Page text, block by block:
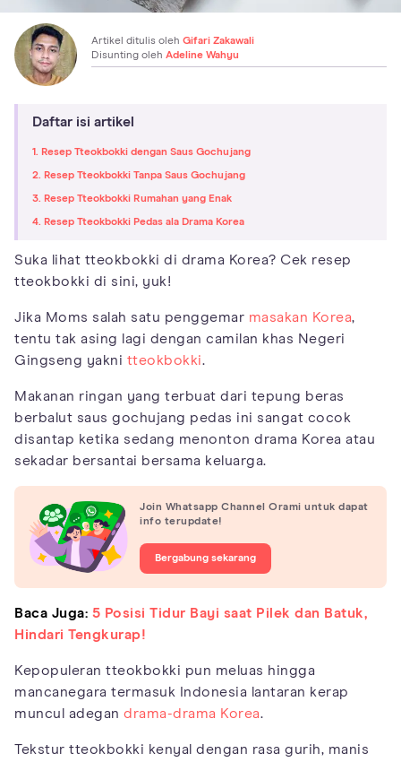
Artikel ditulis oleh Gifari Zakawali
Disunting oleh Adeline Wahyu
Daftar isi artikel
1. Resep Tteokbokki dengan Saus Gochujang
2. Resep Tteokbokki Tanpa Saus Gochujang
3. Resep Tteokbokki Rumahan yang Enak
4. Resep Tteokbokki Pedas ala Drama Korea
Suka lihat tteokbokki di drama Korea? Cek resep
tteokbokki di sini, yuk!
Jika Moms salah satu penggemar masakan Korea,
tentu tak asing lagi dengan camilan khas Negeri
Gingseng yakni tteokbokki.
Makanan ringan yang terbuat dari tepung beras
berbalut saus gochujang pedas ini sangat cocok
disantap ketika sedang menonton drama Korea atau
sekadar bersantai bersama keluarga.
Join Whatsapp Channel Orami untuk dapat
info terupdate!
Bergabung sekarang
Baca Juga: 5 Posisi Tidur Bayi saat Pilek dan Batuk,
Hindari Tengkurap!
Kepopuleran tteokbokki pun meluas hingga
mancanegara termasuk Indonesia lantaran kerap
muncul adegan drama-drama Korea.
Tekstur tteokbokki kenyal dengan rasa gurih, manis